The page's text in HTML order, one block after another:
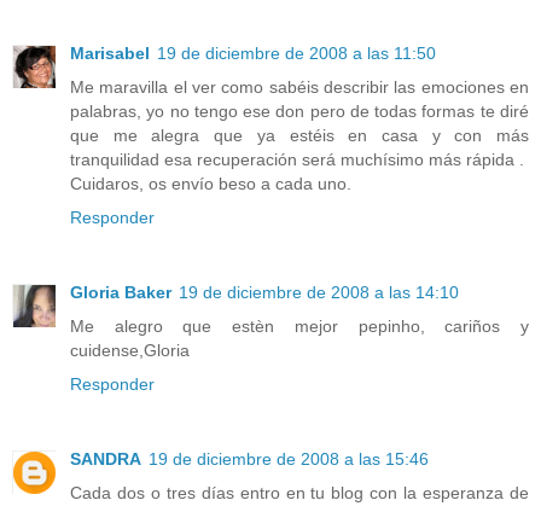
Marisabel 19 de diciembre de 2008 a las 11:50
Me maravilla el ver como sabéis describir las emociones en
palabras, yo no tengo ese don pero de todas formas te diré
que me alegra que ya estéis en casa y con más
tranquilidad esa recuperación será muchísimo más rápida .
Cuidaros, os envío beso a cada uno.
Responder
Gloria Baker 19 de diciembre de 2008 a las 14:10
Me alegro que estèn mejor pepinho, cariños y
cuidense,Gloria
Responder
SANDRA 19 de diciembre de 2008 a las 15:46
Cada dos o tres días entro en tu blog con la esperanza de